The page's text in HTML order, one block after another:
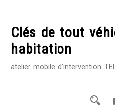
contentClés de tout
habitation
atelier mobile d'intervention